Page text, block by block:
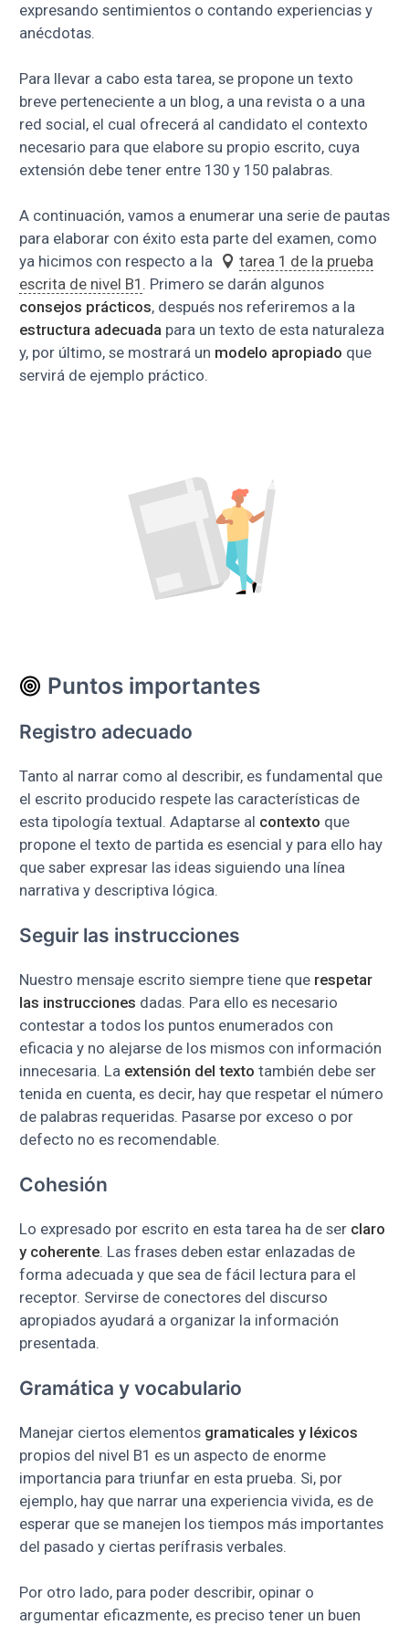
expresando sentimientos o contando experiencias y
anécdotas.
Para llevar a cabo esta tarea, se propone un texto
breve perteneciente a un blog, a una revista o a una
red social, el cual ofrecerá al candidato el contexto
necesario para que elabore su propio escrito, cuya
extensión debe tener entre 130 y 150 palabras.
A continuación, vamos a enumerar una serie de pautas
para elaborar con éxito esta parte del examen, como
ya hicimos con respecto a la
tarea 1 de la prueba
escrita de nivel B1 . Primero se darán algunos
consejos prácticos, después nos referiremos a la
estructura adecuada para un texto de esta naturaleza
y, por último, se mostrará un modelo apropiado que
servirá de ejemplo práctico.
Puntos importantes
Registro adecuado
Tanto al narrar como al describir, es fundamental que
el escrito producido respete las características de
esta tipología textual. Adaptarse al contexto que
propone el texto de partida es esencial y para ello hay
que saber expresar las ideas siguiendo una línea
narrativa y descriptiva lógica.
Seguir las instrucciones
Nuestro mensaje escrito siempre tiene que respetar
las instrucciones dadas. Para ello es necesario
contestar a todos los puntos enumerados con
eficacia y no alejarse de los mismos con información
innecesaria. La extensión del texto también debe ser
tenida en cuenta, es decir, hay que respetar el número
de palabras requeridas. Pasarse por exceso o por
defecto no es recomendable.
Cohesión
Lo expresado por escrito en esta tarea ha de ser claro
y coherente. Las frases deben estar enlazadas de
forma adecuada y que sea de fácil lectura para el
receptor. Servirse de conectores del discurso
apropiados ayudará a organizar la información
presentada.
Gramática y vocabulario
Manejar ciertos elementos gramaticales y léxicos
propios del nivel B1 es un aspecto de enorme
importancia para triunfar en esta prueba. Si, por
ejemplo, hay que narrar una experiencia vivida, es de
esperar que se manejen los tiempos más importantes
del pasado y ciertas perífrasis verbales.
Por otro lado, para poder describir, opinar o
argumentar eficazmente, es preciso tener un buen